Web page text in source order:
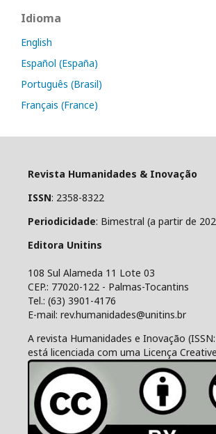
Idioma
English
Español (España)
Português (Brasil)
Français (France)
Revista Humanidades & Inovação
ISSN: 2358-8322
Periodicidade: Bimestral (a partir de
Editora Unitins
108 Sul Alameda 11 Lote 03
CEP.: 77020-122 - Palmas-Tocantins
Tel.: (63) 3901-4176
E-mail: rev.humanidades@unitins.br
A revista Humanidades e Inovação
está licenciada com uma Licença